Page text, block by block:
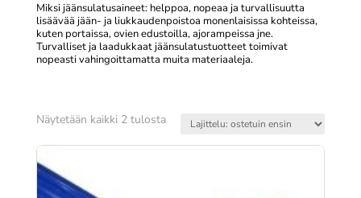
Miksi jäänsulatusaineet: helppoa, nopeaa ja turvallisuutta
lisäävää jään- ja liukkaudenpoistoa monenlaisissa kohteissa,
kuten portaissa, ovien edustoilla, ajorampeissa jne.
Turvalliset ja laadukkaat jäänsulatustuotteet toimivat
nopeasti vahingoittamatta muita materiaaleja.
Näytetään kaikki 2 tulostaSuosituimmat
ensin